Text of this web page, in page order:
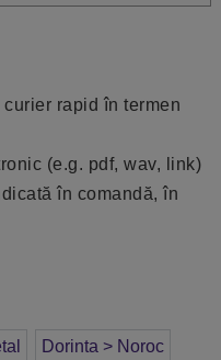
curier rapid în termen
(e.g. pdf, wav, link)
în comandă, în
Dorinta > Noroc